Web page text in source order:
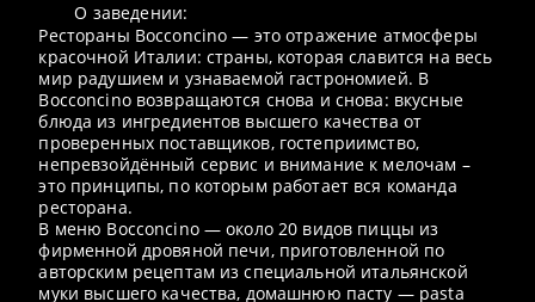
О заведении:
Рестораны Bocconcino — это отражение атмосферы
красочной Италии: страны, которая славится на весь
мир радушием и узнаваемой гастрономией. В
Bocconcino возвращаются снова и снова: вкусные
блюда из ингредиентов высшего качества от
проверенных поставщиков, гостеприимство,
непревзойдённый сервис и внимание к мелочам –
это принципы, по которым работает вся команда
ресторана.
В меню Bocconcino — около 20 видов пиццы из
фирменной дровяной печи, приготовленной по
авторским рецептам из специальной итальянской
муки высшего качества, домашнюю пасту — pasta